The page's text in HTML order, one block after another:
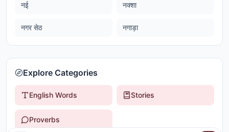
नई नक्शा
नगर सेठ नगाड़ा
Explore Categories
English Words Stories
Proverbs